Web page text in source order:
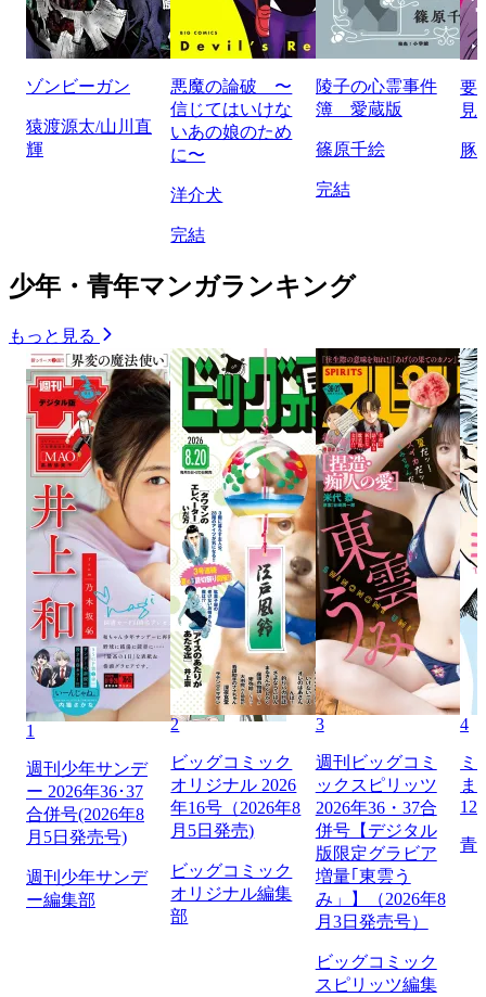
ゾンビーガン
猿渡源太/山川直
輝
悪魔の論破 〜
信じてはいけな
いあの娘のため
に〜
洋介犬
完結
陵子の心霊事件
簿 愛蔵版
篠原千絵
完結
要
見
豚
少年・青年マンガランキング
もっと見る
1
週刊少年サンデ
ー 2026年36･37
合併号(2026年8
月5日発売号)
週刊少年サンデ
ー編集部
2
ビッグコミック
オリジナル 2026
年16号（2026年8
月5日発売)
ビッグコミック
オリジナル編集
部
3
週刊ビッグコミ
ックスピリッツ
2026年36・37合
併号【デジタル
版限定グラビア
増量｢東雲う
み」】（2026年8
月3日発売号）
ビッグコミック
スピリッツ編集
4
ミ
ま
129
青